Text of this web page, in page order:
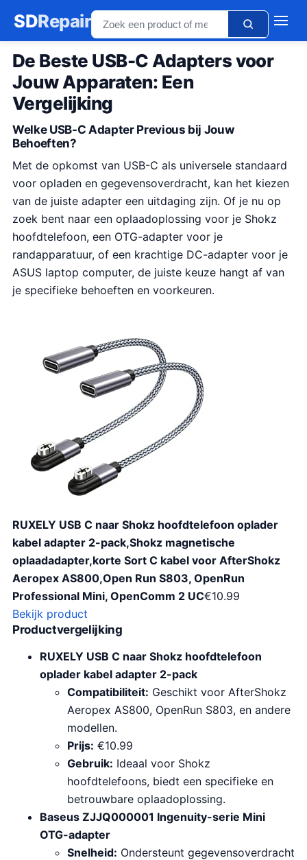
SDRepair
De Beste USB-C Adapters voor
Jouw Apparaten: Een
Vergelijking
Welke USB-C Adapter Previous bij Jouw
Behoeften?
Met de opkomst van USB-C als universele standaard
voor opladen en gegevensoverdracht, kan het kiezen
van de juiste adapter een uitdaging zijn. Of je nu op
zoek bent naar een oplaadoplossing voor je Shokz
hoofdtelefoon, een OTG-adapter voor je
randapparatuur, of een krachtige DC-adapter voor je
ASUS laptop computer, de juiste keuze hangt af van
je specifieke behoeften en voorkeuren.
RUXELY USB C naar Shokz hoofdtelefoon oplader
kabel adapter 2-pack,Shokz magnetische
oplaadadapter,korte Sort C kabel voor AfterShokz
Aeropex AS800,Open Run S803, OpenRun
Professional Mini, OpenComm 2 UC€10.99
Bekijk product
Productvergelijking
RUXELY USB C naar Shokz hoofdtelefoon
oplader kabel adapter 2-pack
Compatibiliteit: Geschikt voor AfterShokz
Aeropex AS800, OpenRun S803, en andere
modellen.
Prijs: €10.99
Gebruik: Ideaal voor Shokz
hoofdtelefoons, biedt een specifieke en
betrouwbare oplaadoplossing.
Baseus ZJJQ000001 Ingenuity-serie Mini
OTG-adapter
Snelheid: Ondersteunt gegevensoverdracht